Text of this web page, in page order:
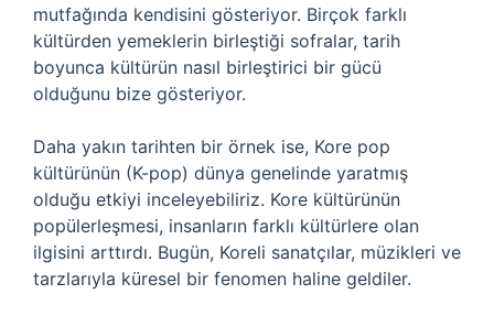
mutfağında kendisini gösteriyor. Birçok farklı
kültürden yemeklerin birleştiği sofralar, tarih
boyunca kültürün nasıl birleştirici bir gücü
olduğunu bize gösteriyor.
Daha yakın tarihten bir örnek ise, Kore pop
kültürünün (K-pop) dünya genelinde yaratmış
olduğu etkiyi inceleyebiliriz. Kore kültürünün
popülerleşmesi, insanların farklı kültürlere olan
ilgisini arttırdı. Bugün, Koreli sanatçılar, müzikleri ve
tarzlarıyla küresel bir fenomen haline geldiler.